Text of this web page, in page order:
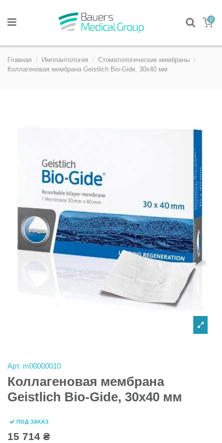
0
Главная Имплантология
Стоматологические мембраны
Коллагеновая мембрана Geistlich Bio-Gide, 30х40 мм
Арт. m00000010
Коллагеновая мембрана
Geistlich Bio-Gide, 30х40 мм
ПОД ЗАКАЗ
15 714 ₴